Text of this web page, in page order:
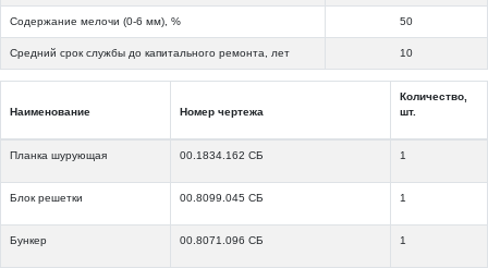
Содержание мелочи (0-6 мм), % 50
Средний срок службы до капитального ремонта, лет 10
Наименование Номер чертежа
Количество,
шт.
Планка шурующая 00.1834.162 СБ 1
Блок решетки 00.8099.045 СБ 1
Бункер 00.8071.096 СБ 1